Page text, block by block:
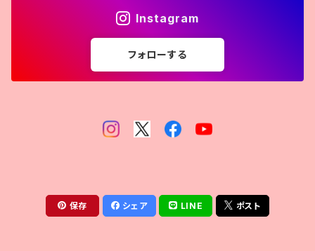
Instagram
フォローする
保存 シェア LINE ポスト